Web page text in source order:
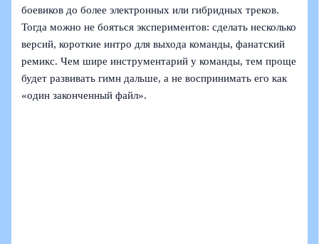
боевиков до более электронных или гибридных треков.
Тогда можно не бояться экспериментов: сделать несколько
версий, короткие интро для выхода команды, фанатский
ремикс. Чем шире инструментарий у команды, тем проще
будет развивать гимн дальше, а не воспринимать его как
«один законченный файл».